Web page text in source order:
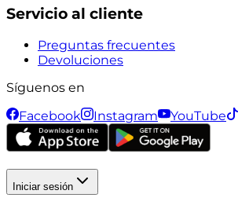
Servicio al cliente
Preguntas frecuentes
Devoluciones
Síguenos en
Facebook
Instagram YouTube
Iniciar sesión